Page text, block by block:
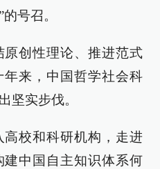
号召。
创性理论、推进范式
来，中国哲学社会科
坚实步伐。
校和科研机构，走进
中国自主知识体系何